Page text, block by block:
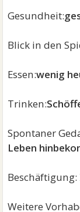
Gesundheit:
Blick in den
Essen:wenig
Trinken:
Spontaner
Leben
Beschäftigung:
Weitere